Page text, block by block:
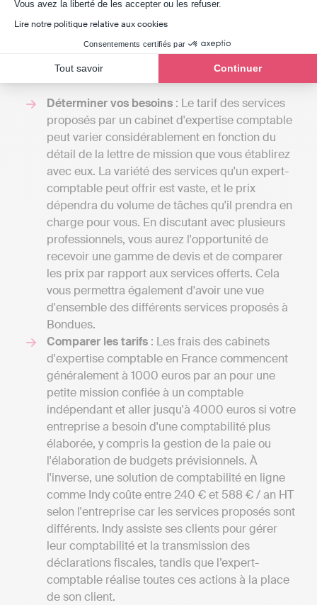
Vous avez la liberté de les accepter ou les refuser.
Lire notre politique relative aux cookies
Consentements certifiés par
Tout savoir Continuer
comptables à Bondues
Pour obtenir un devis comptable adapté à Bondues,
divers éléments doivent être pris en compte :
Déterminer vos besoins : Le tarif des services
proposés par un cabinet d'expertise comptable
peut varier considérablement en fonction du
détail de la lettre de mission que vous établirez
avec eux. La variété des services qu'un expert-
comptable peut offrir est vaste, et le prix
dépendra du volume de tâches qu'il prendra en
charge pour vous. En discutant avec plusieurs
professionnels, vous aurez l'opportunité de
recevoir une gamme de devis et de comparer
les prix par rapport aux services offerts. Cela
vous permettra également d'avoir une vue
d'ensemble des différents services proposés à
Bondues.
Comparer les tarifs : Les frais des cabinets
d'expertise comptable en France commencent
généralement à 1000 euros par an pour une
petite mission confiée à un comptable
indépendant et aller jusqu'à 4000 euros si votre
entreprise a besoin d'une comptabilité plus
élaborée, y compris la gestion de la paie ou
l'élaboration de budgets prévisionnels. À
l'inverse, une solution de comptabilité en ligne
comme Indy coûte entre 240 € et 588 € / an HT
selon l'entreprise car les services proposés sont
différents. Indy assiste ses clients pour gérer
leur comptabilité et la transmission des
déclarations fiscales, tandis que l’expert-
comptable réalise toutes ces actions à la place
de son client.